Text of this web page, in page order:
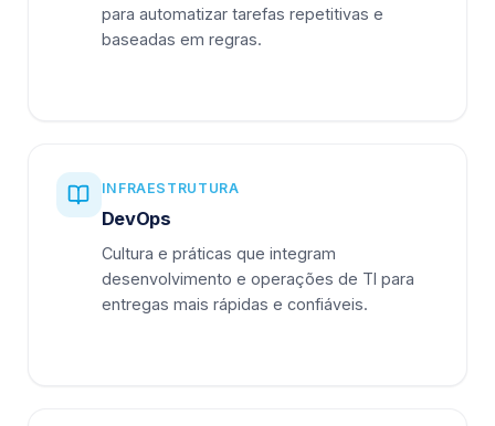
para automatizar tarefas repetitivas e
baseadas em regras.
INFRAESTRUTURA
DevOps
Cultura e práticas que integram
desenvolvimento e operações de TI para
entregas mais rápidas e confiáveis.